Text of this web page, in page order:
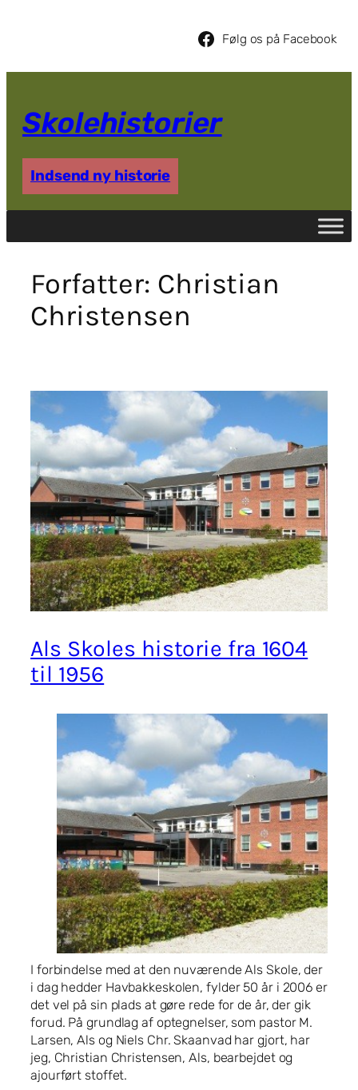
Følg os på Facebook
Skolehistorier
Indsend ny historie
Forfatter: Christian
Christensen
Als Skoles historie fra 1604
til 1956
I forbindelse med at den nuværende Als Skole, der
i dag hedder Havbakkeskolen, fylder 50 år i 2006 er
det vel på sin plads at gøre rede for de år, der gik
forud. På grundlag af optegnelser, som pastor M.
Larsen, Als og Niels Chr. Skaanvad har gjort, har
jeg, Christian Christensen, Als, bearbejdet og
ajourført stoffet.